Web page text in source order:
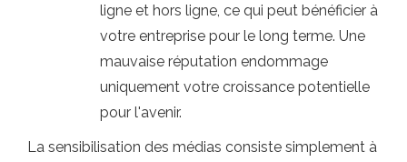
ligne et hors ligne, ce qui peut bénéficier à
votre entreprise pour le long terme. Une
mauvaise réputation endommage
uniquement votre croissance potentielle
pour l'avenir.
La sensibilisation des médias consiste simplement à